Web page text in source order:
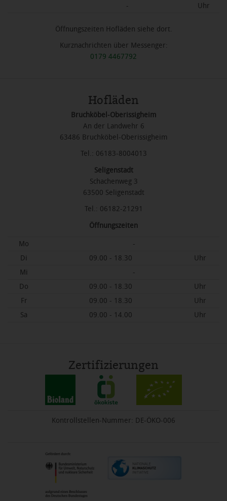
-
Uhr
Öffnungszeiten Hofläden siehe dort.
Kurznachrichten über Messenger:
0179 4467792
Hofläden
Bruchköbel-Oberissigheim
An der Landwehr 6
63486 Bruchköbel-Oberissigheim
Tel.: 06183-8004013
Seligenstadt
Schachenweg 3
63500 Seligenstadt
Tel.: 06182-21291
Öffnungszeiten
Mo
-
Di
09.00 - 18.30
Uhr
Mi
-
Do
09.00 - 18.30
Uhr
Fr
09.00 - 18.30
Uhr
Sa
09.00 - 14.00 Uhr
Zertifizierungen
Kontrollstellen-Nummer: DE-ÖKO-006